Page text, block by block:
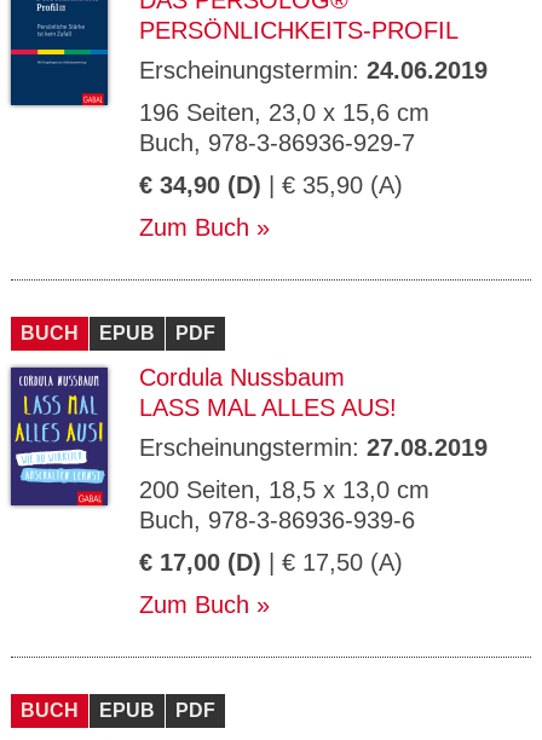
PERSÖNLICHKEITS-PROFIL
Erscheinungstermin: 24.06.2019
196 Seiten, 23,0 x 15,6 cm
Buch, 978-3-86936-929-7
€ 34,90 (D) | € 35,90 (A)
Zum Buch
BUCH EPUB PDF
Cordula Nussbaum
LASS MAL ALLES AUS!
Erscheinungstermin: 27.08.2019
200 Seiten, 18,5 x 13,0 cm
Buch, 978-3-86936-939-6
€ 17,00 (D) | € 17,50 (A)
Zum Buch
BUCH EPUB PDF